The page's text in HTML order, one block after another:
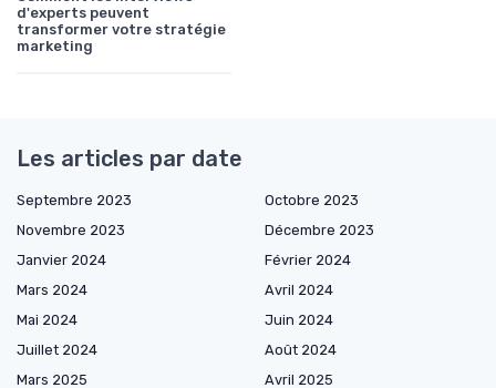
d'experts peuvent
transformer votre stratégie
marketing
Les articles par date
Septembre 2023
Octobre 2023
Novembre 2023
Décembre 2023
Janvier 2024
Février 2024
Mars 2024
Avril 2024
Mai 2024
Juin 2024
Juillet 2024
Août 2024
Mars 2025
Avril 2025